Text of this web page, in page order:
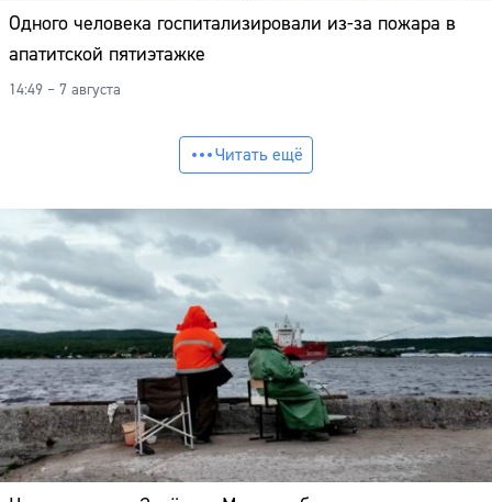
Одного человека госпитализировали из-за пожара в
апатитской пятиэтажке
14:49 – 7 августа
Читать ещё